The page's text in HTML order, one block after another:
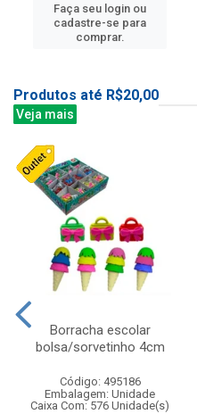
Faça seu login ou
cadastre-se para
comprar.
Produtos até R$20,00
Veja mais
Borracha escolar
bolsa/sorvetinho 4cm
Código: 495186
Embalagem: Unidade
Caixa Com: 576 Unidade(s)